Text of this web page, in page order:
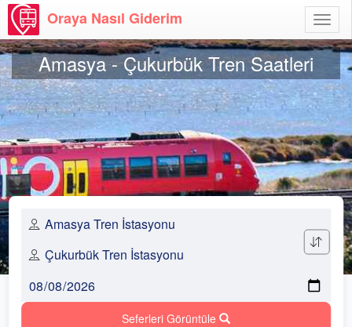
Aç
Oraya Nasıl Giderim
Amasya - Çukurbük Tren Saatleri
Seferleri Görüntüle